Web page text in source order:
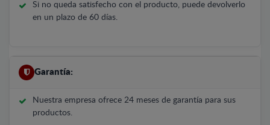
Si no queda satisfecho con el producto, puede devolverlo
en un plazo de 60 días.
Garantía:
Nuestra empresa ofrece 24 meses de garantía para sus
productos.